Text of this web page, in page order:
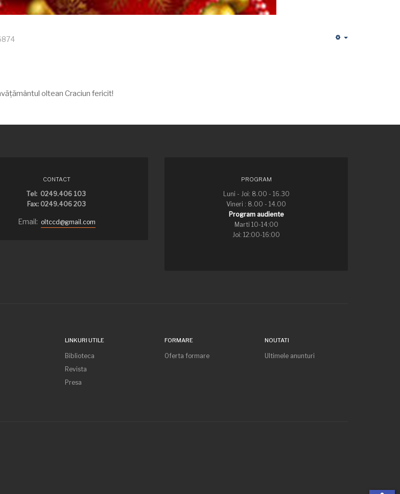
oltean Craciun fericit!
CONTACT
Tel: 0249.406 103
Fax: 0249.406 203
Email: oltccd@gmail.com
PROGRAM
Luni - Joi: 8.00 - 16.30
Vineri : 8.00 - 14.00
Program audiente
Marti 10-14:00
Joi: 12:00-16:00
LINKURI UTILE
Biblioteca
Revista
Presa
FORMARE
Oferta formare
NOUTATI
Ultimele anunturi